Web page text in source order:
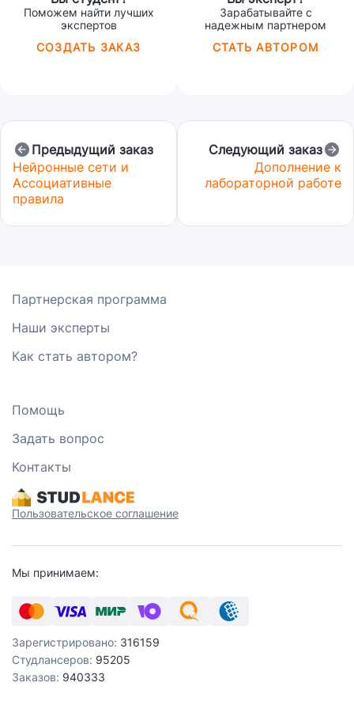
типа Windows Forms и на основе
технологии доступа к базе данных
Entity Framework в VS -
необх.скинуть файл/папку
сделать:таблицы,приложение,раздел
2 Таблицы БД и связи между ними
Поможем найти лучших
экспертов
СОЗДАТЬ ЗАКАЗ
Зарабатывайте с
надежным партнером
СТАТЬ АВТОРОМ
Предыдущий заказ
Нейронные сети и
Ассоциативные
правила
Следующий заказ
Дополнение к
лабораторной работе
Партнерская программа
Наши эксперты
Как стать автором?
Помощь
Задать вопрос
Контакты
Пользовательское соглашение
Мы принимаем:
Зарегистрировано: 316159
Студлансеров: 95205
Заказов: 940333